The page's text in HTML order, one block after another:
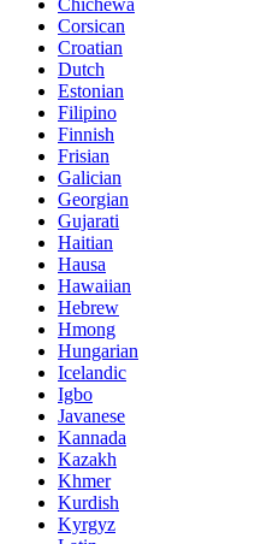
Chichewa
Corsican
Croatian
Dutch
Estonian
Filipino
Finnish
Frisian
Galician
Georgian
Gujarati
Haitian
Hausa
Hawaiian
Hebrew
Hmong
Hungarian
Icelandic
Igbo
Javanese
Kannada
Kazakh
Khmer
Kurdish
Kyrgyz